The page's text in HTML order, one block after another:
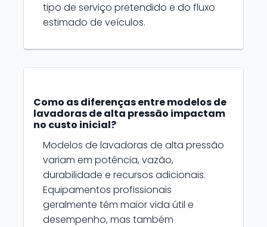
tipo de serviço pretendido e do fluxo
estimado de veículos.
Como as diferenças entre modelos de
lavadoras de alta pressão impactam
no custo inicial?
Modelos de lavadoras de alta pressão
variam em potência, vazão,
durabilidade e recursos adicionais.
Equipamentos profissionais
geralmente têm maior vida útil e
desempenho, mas também